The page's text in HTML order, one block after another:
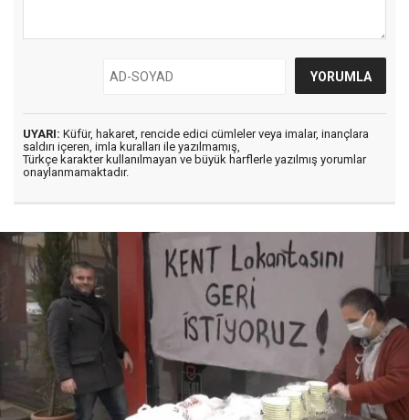
UYARI: Küfür, hakaret, rencide edici cümleler veya imalar, inançlara
saldırı içeren, imla kuralları ile yazılmamış,
Türkçe karakter kullanılmayan ve büyük harflerle yazılmış yorumlar
onaylanmamaktadır.